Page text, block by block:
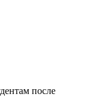
после